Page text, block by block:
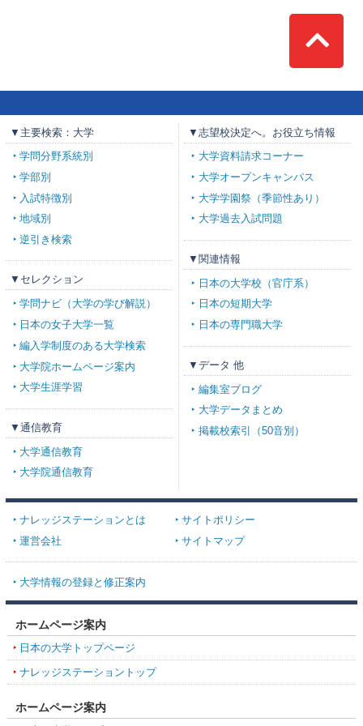
Top
▼主要検索：大学
学問分野系統別
学部別
入試特徴別
地域別
逆引き検索
▼セレクション
学問ナビ（大学の学び解説）
日本の女子大学一覧
編入学制度のある大学検索
大学院ホームページ案内
大学生涯学習
▼通信教育
大学通信教育
大学院通信教育
▼志望校決定へ。お役立ち情報
大学資料請求コーナー
大学オープンキャンパス
大学学園祭（季節性あり）
大学過去入試問題
▼関連情報
日本の大学校（官庁系）
日本の短期大学
日本の専門職大学
▼データ 他
編集室ブログ
大学データまとめ
掲載校索引（50音別）
ナレッジステーションとは
サイトポリシー
運営会社
サイトマップ
大学情報の登録と修正案内
ホームページ案内
日本の大学トップページ
ナレッジステーショントップ
ホームページ案内